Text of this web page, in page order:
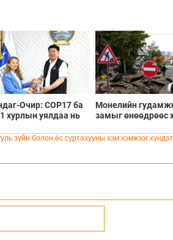
Очир: COP17 ба
хурлын уялдаа нь
нэгдсэн
Монелийн
замыг өнөөдрөөс
зүйн болон ёс суртахууны хэм хэмжээг